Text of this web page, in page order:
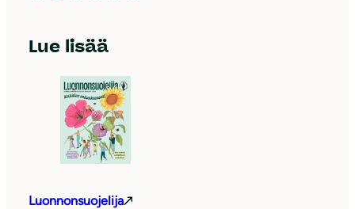
Lue lisää
Luonnonsuojelija